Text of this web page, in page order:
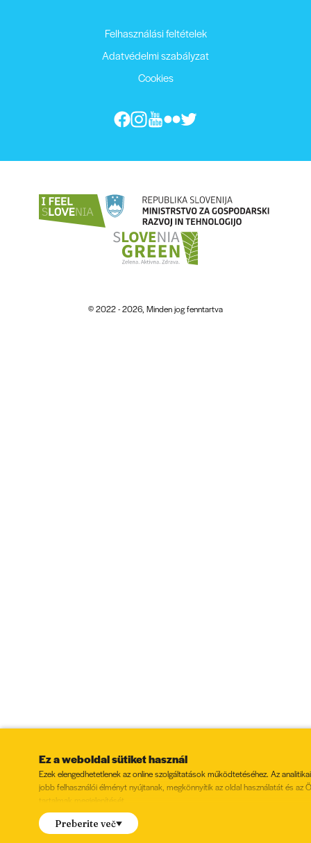
Felhasználási feltételek
Adatvédelmi szabályzat
Cookies
© 2022 - 2026, Minden jog fenntartva
Ez a weboldal sütiket használ
Ezek elengedhetetlenek az online szolgáltatások működtetéséhez. Az
jobb felhasználói élményt nyújtanak, megkönnyítik az oldal használatát és az
tartalmak megjelenítését.
Hozzájárul a következő sütik beállításához?
Jelölés
Preberite več